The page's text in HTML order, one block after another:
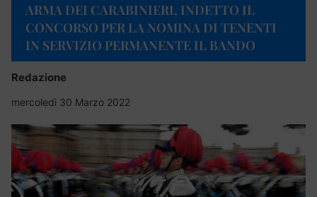
ARMA DEI CARABINIERI, INDETTO IL
CONCORSO PER LA NOMINA DI TENENTI
IN SERVIZIO PERMANENTE IL BANDO
Redazione
mercoledì 30 Marzo 2022